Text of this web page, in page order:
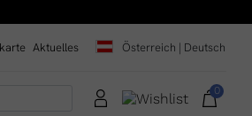
unseren Newsletter!
Aktuelles Österreich | Deutsch
0